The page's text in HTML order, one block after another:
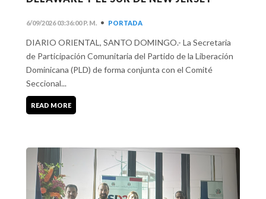
6/09/2026 03:36:00 P. M. • PORTADA
DIARIO ORIENTAL, SANTO DOMINGO.- La Secretaria
de Participación Comunitaria del Partido de la Liberación
Dominicana (PLD) de forma conjunta con el Comité
Seccional...
READ MORE